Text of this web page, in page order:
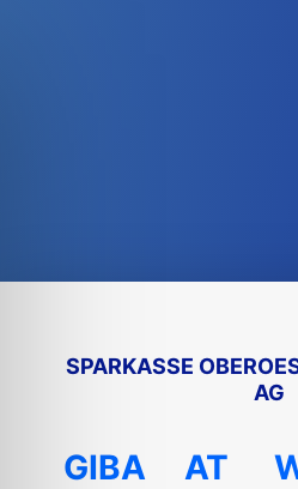
SPARKASSE
AG
GIBA AT